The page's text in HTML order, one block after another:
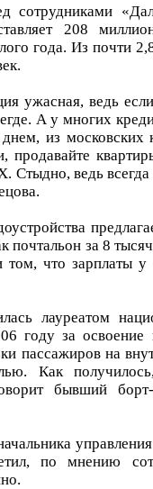
сотрудниками
208
года. Из почти
ужасная, ведь
А у многих
из московских
продавайте
ведь всегда
почтальон за 8
что зарплаты
лауреатом
году за освоение
пассажиров на
Как
бывший
по мнению